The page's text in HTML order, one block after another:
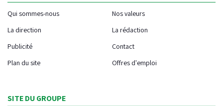
Qui sommes-nous
Nos valeurs
La direction
La rédaction
Publicité
Contact
Plan du site
Offres d'emploi
SITE DU GROUPE